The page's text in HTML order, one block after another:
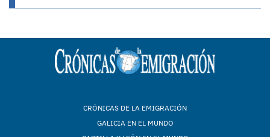
CRÓNICAS DE LA EMIGRACIÓN
GALICIA EN EL MUNDO